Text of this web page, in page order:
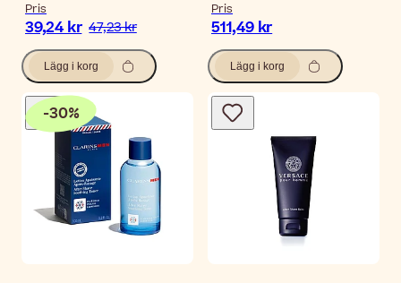
Pris
39,24 kr 47,23 kr
Lägg i korg
Pris
511,49 kr
Lägg i korg
-30%